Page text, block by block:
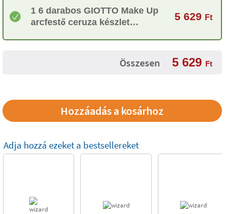
1 6 darabos GIOTTO Make Up
arcfestő ceruza készlet
5 629 Ft
Összesen 5 629 Ft
Adja hozzá ezeket a bestsellereket